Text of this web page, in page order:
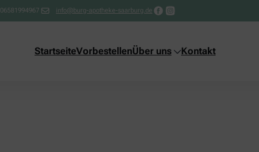
06581994967 info@burg-apotheke-saarburg.de
StartseiteVorbestellenÜber uns Kontakt